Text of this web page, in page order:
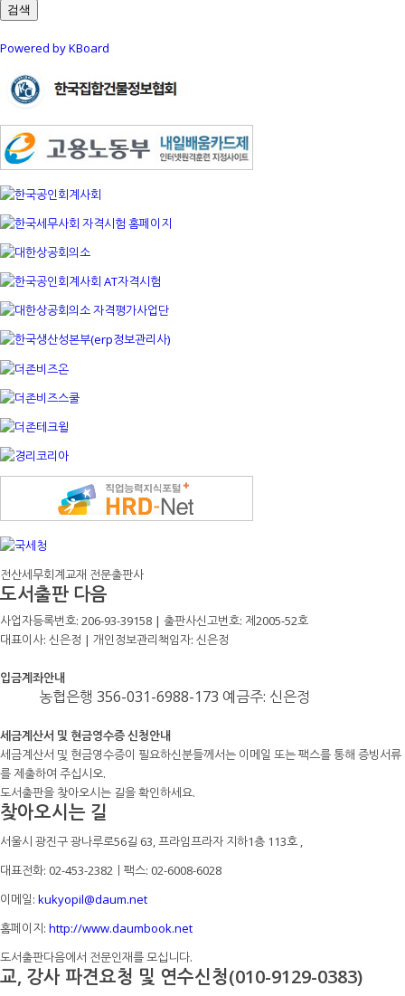
검색
Powered by KBoard
전산세무회계교재 전문출판사
도서출판 다음
사업자등록번호: 206-93-39158 | 출판사신고번호: 제2005-52호
대표이사: 신은정 | 개인정보관리책임자: 신은정
입금계좌안내
농협은행 356-031-6988-173 예금주: 신은정
세금계산서 및 현금영수증 신청안내
세금계산서 및 현금영수증이 필요하신분들께서는 이메일 또는 팩스를 통해 증빙서류
를 제출하여 주십시오.
도서출판을 찾아오시는 길을 확인하세요.
찾아오시는 길
서울시 광진구 광나루로56길 63, 프라임프라자 지하1층 113호 ,
대표전화: 02-453-2382ㅣ팩스: 02-6008-6028
이메일: kukyopil@daum.net
홈페이지: http://www.daumbook.net
도서출판다음에서 전문인재를 모십니다.
교, 강사 파견요청 및 연수신청(010-9129-0383)